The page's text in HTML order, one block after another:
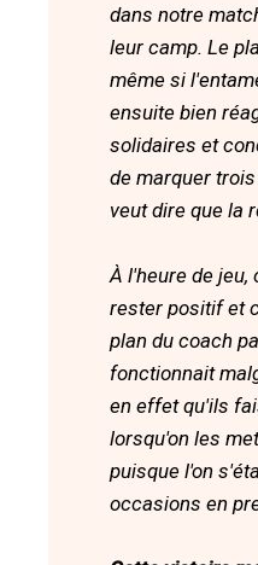
dans notre
leur camp. Le
même si
ensuite bien
solidaires et
de marquer
veut dire que la
À l'heure de
rester positif et
plan du coach
fonctionnait
en effet qu'ils
lorsqu'on les
puisque l'on
occasions en